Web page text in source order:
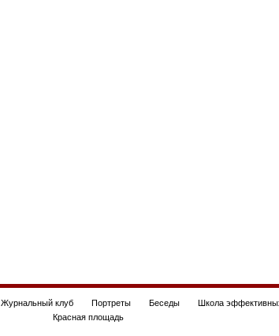
Журнальный клуб Портреты Беседы Школа
Красная площадь